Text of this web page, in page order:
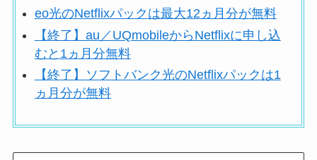
eo光のNetflixパックは最大12ヵ月分が無料
【終了】au／UQmobileからNetflixに申し込
むと1ヵ月分無料
【終了】ソフトバンク光のNetflixパックは1
ヵ月分が無料